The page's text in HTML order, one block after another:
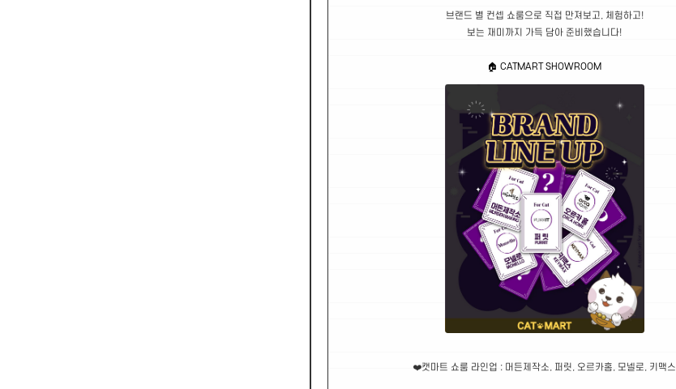
브랜드 별 컨셉 쇼룸으로 직접 만져보고, 체험하고!
보는 재미까지 가득 담아 준비했습니다!
🏠 CATMART SHOWROOM
❤️캣마트 쇼룸 라인업 : 머든제작소, 퍼릿, 오르카홈, 모넬로, 키맥스